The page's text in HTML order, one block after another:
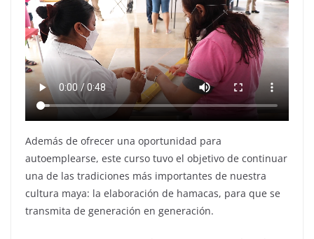
Además de ofrecer una oportunidad para
autoemplearse, este curso tuvo el objetivo de continuar
una de las tradiciones más importantes de nuestra
cultura maya: la elaboración de hamacas, para que se
transmita de generación en generación.